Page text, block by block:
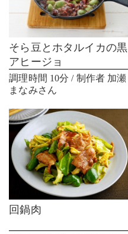
そら豆とホタルイカの黒
アヒージョ
調理時間 10分 / 制作者 加瀬
まなみさん
回鍋肉